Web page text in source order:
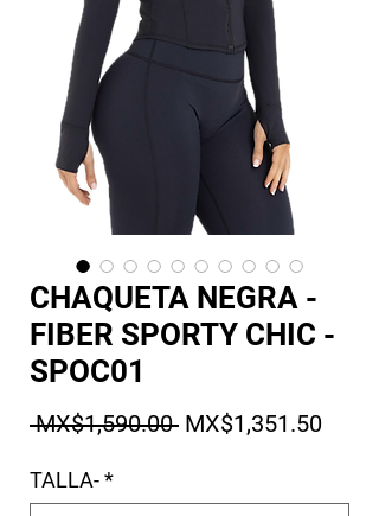
CHAQUETA NEGRA -
FIBER SPORTY CHIC -
SPOC01
MX$1,590.00 Regular Price
MX$1,351.50Sale
TALLA-*